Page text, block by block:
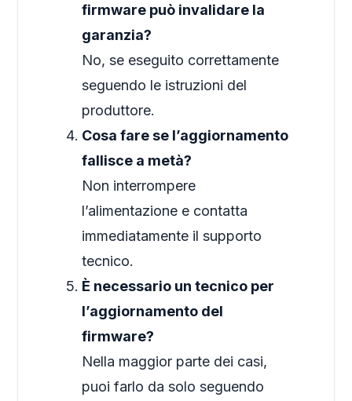
firmware può invalidare la
garanzia?
No, se eseguito correttamente
seguendo le istruzioni del
produttore.
Cosa fare se l’aggiornamento
fallisce a metà?
Non interrompere
l’alimentazione e contatta
immediatamente il supporto
tecnico.
È necessario un tecnico per
l’aggiornamento del
firmware?
Nella maggior parte dei casi,
puoi farlo da solo seguendo